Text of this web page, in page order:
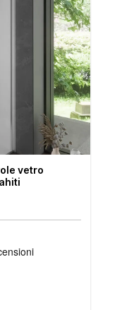
vetro